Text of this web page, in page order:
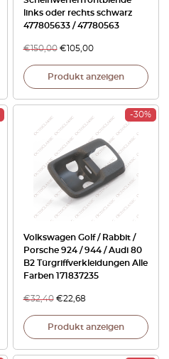
links oder rechts schwarz
477805633 / 47780563
€150,00 €105,00
Produkt anzeigen
-30%
Volkswagen Golf / Rabbit /
Porsche 924 / 944 / Audi 80
B2 Türgriffverkleidungen Alle
Farben 171837235
€32,40 €22,68
Produkt anzeigen